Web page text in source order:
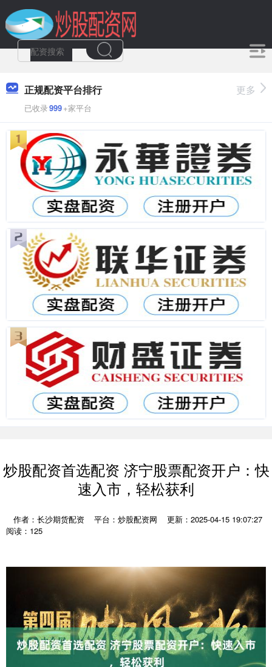
正规配资平台排行
已收录999+家平台
更多
炒股配资首选配资 济宁股票配资开户：快
速入市，轻松获利
作者：长沙期货配资 平台：炒股配资网
更新：2025-04-15 19:07:27
阅读：125